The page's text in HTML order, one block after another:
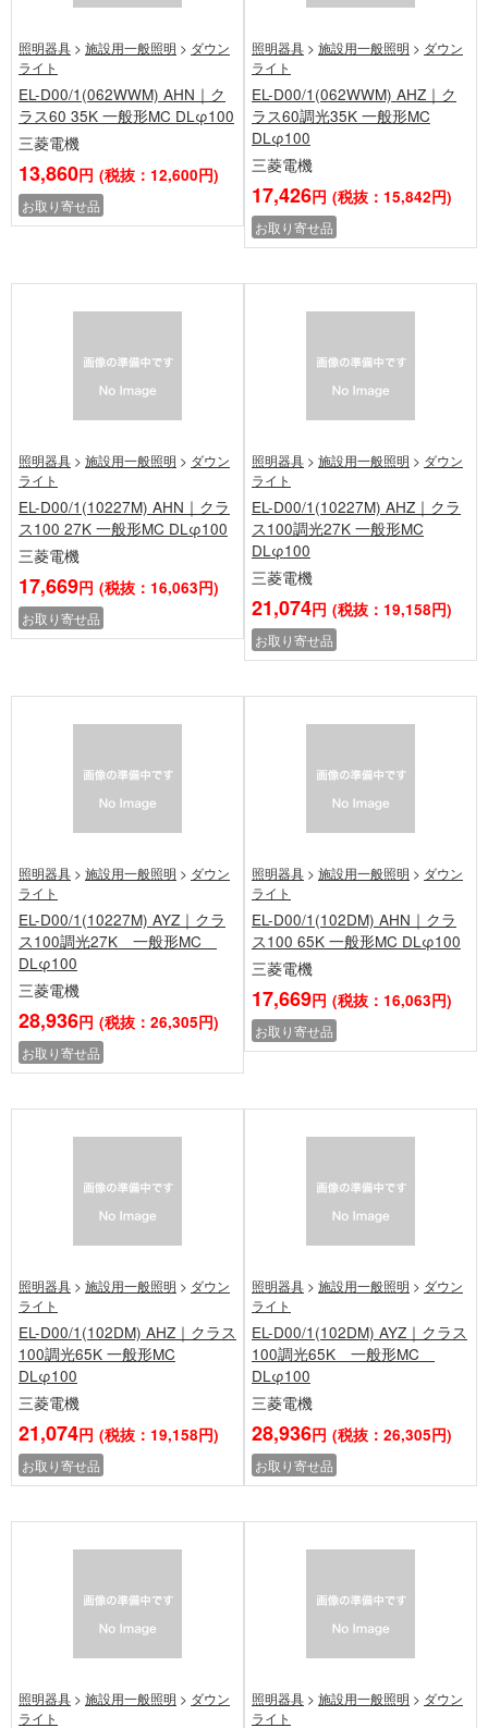
照明器具 > 施設用一般照明 > ダウン
ライト
EL-D00/1(062WWM) AHN｜ク
ラス60 35K 一般形MC DLφ100
三菱電機
13,860円 (税抜：12,600円)
お取り寄せ品
照明器具 > 施設用一般照明 > ダウン
ライト
EL-D00/1(062WWM) AHZ｜ク
ラス60調光35K 一般形MC
DLφ100
三菱電機
17,426円 (税抜：15,842円)
お取り寄せ品
照明器具 > 施設用一般照明 > ダウン
ライト
EL-D00/1(10227M) AHN｜クラ
ス100 27K 一般形MC DLφ100
三菱電機
17,669円 (税抜：16,063円)
お取り寄せ品
照明器具 > 施設用一般照明 > ダウン
ライト
EL-D00/1(10227M) AHZ｜クラ
ス100調光27K 一般形MC
DLφ100
三菱電機
21,074円 (税抜：19,158円)
お取り寄せ品
照明器具 > 施設用一般照明 > ダウン
ライト
EL-D00/1(10227M) AYZ｜クラ
ス100調光27K 一般形MC
DLφ100
三菱電機
28,936円 (税抜：26,305円)
お取り寄せ品
照明器具 > 施設用一般照明 > ダウン
ライト
EL-D00/1(102DM) AHN｜クラ
ス100 65K 一般形MC DLφ100
三菱電機
17,669円 (税抜：16,063円)
お取り寄せ品
照明器具 > 施設用一般照明 > ダウン
ライト
EL-D00/1(102DM) AHZ｜クラス
100調光65K 一般形MC
DLφ100
三菱電機
21,074円 (税抜：19,158円)
お取り寄せ品
照明器具 > 施設用一般照明 > ダウン
ライト
EL-D00/1(102DM) AYZ｜クラス
100調光65K 一般形MC
DLφ100
三菱電機
28,936円 (税抜：26,305円)
お取り寄せ品
照明器具 > 施設用一般照明 > ダウン
ライト
照明器具 > 施設用一般照明 > ダウン
ライト